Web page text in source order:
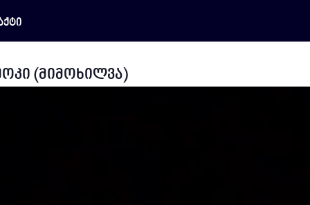
(მიმოხილვა)